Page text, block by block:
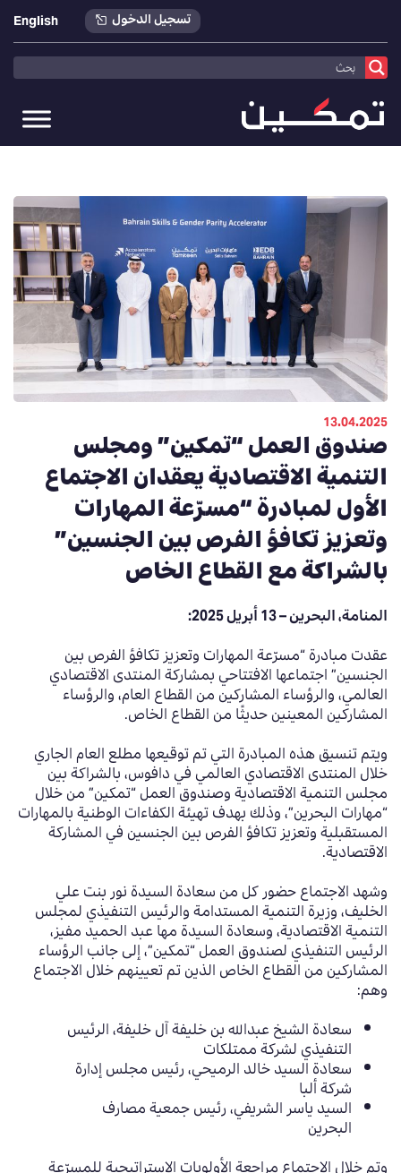
تسجيل الدخول English
تمكين>أخبارنا>
13.04.2025
صندوق العمل “تمكين” ومجلس
التنمية الاقتصادية يعقدان الاجتماع
الأول لمبادرة “مسرّعة المهارات
وتعزيز تكافؤ الفرص بين الجنسين”
بالشراكة مع القطاع الخاص
المنامة، البحرين – 13 أبريل 2025:
عقدت مبادرة “مسرّعة المهارات وتعزيز تكافؤ الفرص بين
الجنسين” اجتماعها الافتتاحي بمشاركة المنتدى الاقتصادي
العالمي، والرؤساء المشاركين من القطاع العام، والرؤساء
المشاركين المعينين حديثًا من القطاع الخاص.
ويتم تنسيق هذه المبادرة التي تم توقيعها مطلع العام الجاري
خلال المنتدى الاقتصادي العالمي في دافوس، بالشراكة بين
مجلس التنمية الاقتصادية وصندوق العمل “تمكين” من خلال
“مهارات البحرين”، وذلك بهدف تهيئة الكفاءات الوطنية بالمهارات
المستقبلية وتعزيز تكافؤ الفرص بين الجنسين في المشاركة
الاقتصادية.
وشهد الاجتماع حضور كل من سعادة السيدة نور بنت علي
الخليف، وزيرة التنمية المستدامة والرئيس التنفيذي لمجلس
التنمية الاقتصادية، وسعادة السيدة مها عبد الحميد مفيز،
الرئيس التنفيذي لصندوق العمل “تمكين”، إلى جانب الرؤساء
المشاركين من القطاع الخاص الذين تم تعيينهم خلال الاجتماع
وهم:
سعادة الشيخ عبدالله بن خليفة آل خليفة، الرئيس
التنفيذي لشركة ممتلكات
سعادة السيد خالد الرميحي، رئيس مجلس إدارة
شركة ألبا
السيد ياسر الشريفي، رئيس جمعية مصارف
البحرين